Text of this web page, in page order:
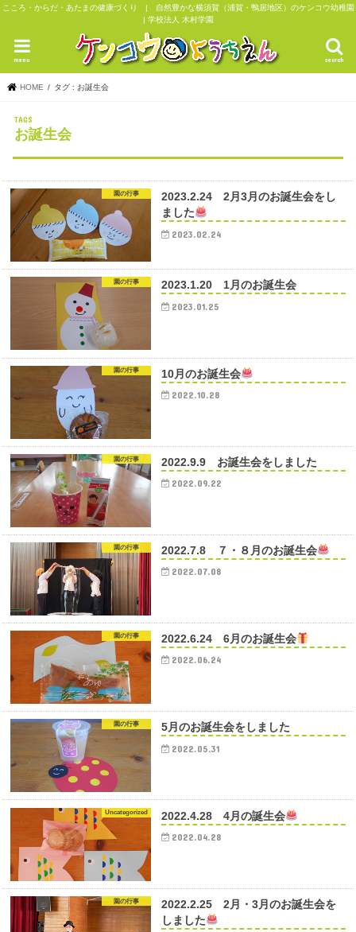
こころ・からだ・あたまの健康づくり | 自然豊かな横須賀（浦賀・鴨居地区）のケンコウ幼稚園
| 学校法人 木村学園
search
menu
HOME タグ : お誕生会
お誕生会
園の行事
2023.2.24 2月3月のお誕生会をし
ました
2023.02.24
園の行事 2023.1.20 1月のお誕生会
2023.01.25
園の行事 10月のお誕生会
2022.10.28
園の行事 2022.9.9 お誕生会をしました
2022.09.22
園の行事 2022.7.8 ７・８月のお誕生会
2022.07.08
園の行事 2022.6.24 6月のお誕生会
2022.06.24
園の行事 5月のお誕生会をしました
2022.05.31
Uncategorized 2022.4.28 4月の誕生会
2022.04.28
園の行事
2022.2.25 2月・3月のお誕生会を
しました